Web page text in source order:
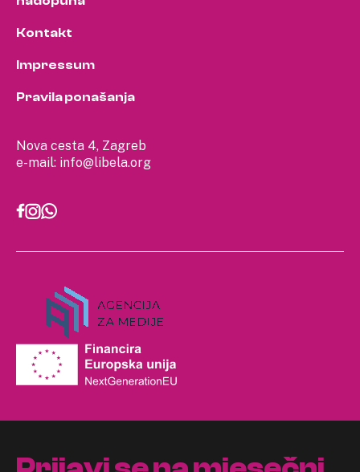
Nova cesta 4, Zagreb
e-mail: info@libela.org
Kontakt
Impressum
Pravila ponašanja